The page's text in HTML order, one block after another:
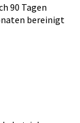
90 Tagen
bereinigt